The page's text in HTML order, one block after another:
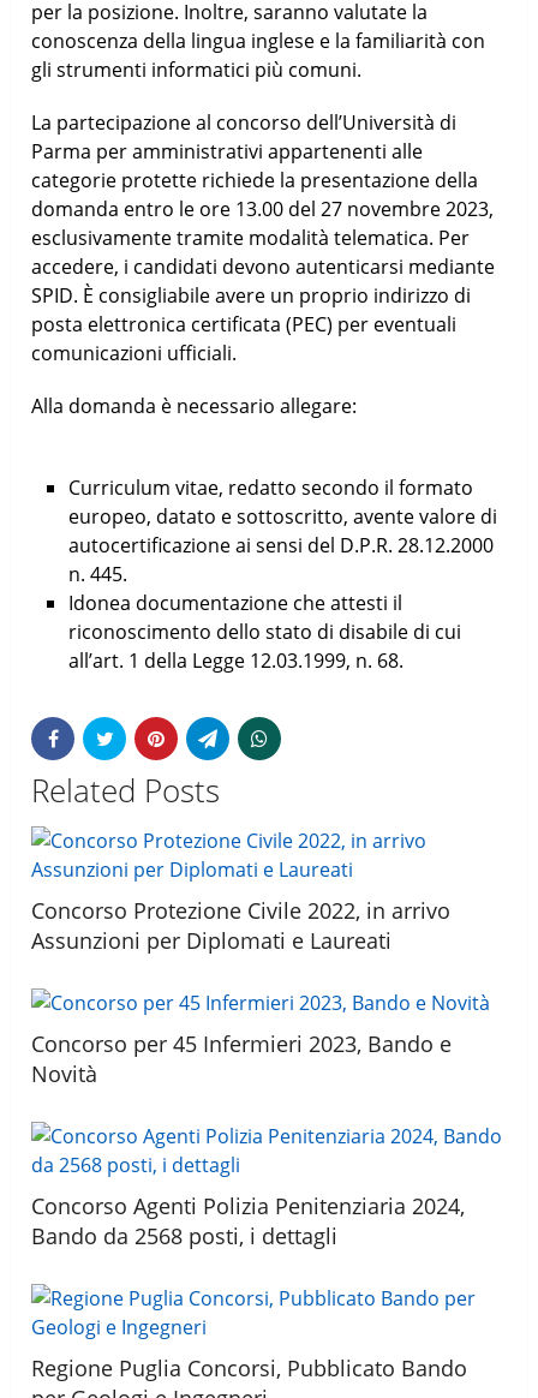
per la posizione. Inoltre, saranno valutate la
conoscenza della lingua inglese e la familiarità con
gli strumenti informatici più comuni.
La partecipazione al concorso dell’Università di
Parma per amministrativi appartenenti alle
categorie protette richiede la presentazione della
domanda entro le ore 13.00 del 27 novembre 2023,
esclusivamente tramite modalità telematica. Per
accedere, i candidati devono autenticarsi mediante
SPID. È consigliabile avere un proprio indirizzo di
posta elettronica certificata (PEC) per eventuali
comunicazioni ufficiali.
Alla domanda è necessario allegare:
Curriculum vitae, redatto secondo il formato
europeo, datato e sottoscritto, avente valore di
autocertificazione ai sensi del D.P.R. 28.12.2000
n. 445.
Idonea documentazione che attesti il
riconoscimento dello stato di disabile di cui
all’art. 1 della Legge 12.03.1999, n. 68.
Related Posts
Concorso Protezione Civile 2022, in arrivo
Assunzioni per Diplomati e Laureati
Concorso per 45 Infermieri 2023, Bando e
Novità
Concorso Agenti Polizia Penitenziaria 2024,
Bando da 2568 posti, i dettagli
Regione Puglia Concorsi, Pubblicato Bando